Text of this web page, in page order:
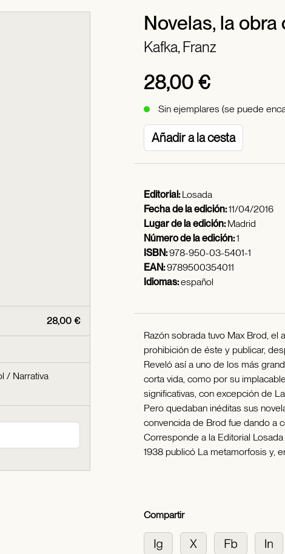
Novelas, la
Kafka, Franz
28,00 €
Sin ejemplares (se puede
Añadir a la cesta
28,00 €
/ Narrativa
Editorial:Losada
Fecha de la edición:11/04/2016
Lugar de la edición:Madrid
Número de la edición:1
ISBN:978-950-03-5401-1
EAN:9789500354011
Idiomas:español
Razón sobrada tuvo Max Brod, el
prohibición de éste y publicar,
Reveló así a uno de los más
corta vida, como por su
significativas, con excepción de
Pero quedaban inéditas sus
convencida de Brod fue dando a
Corresponde a la Editorial
1938 publicó La metamorfosis y,
Compartir